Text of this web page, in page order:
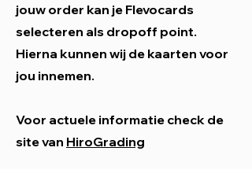
jouw order kan je Flevocards
selecteren als dropoff point.
Hierna kunnen wij de kaarten voor
jou innemen.
Voor actuele informatie check de
site van HiroGrading